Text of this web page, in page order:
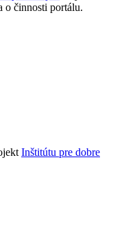
o činnosti portálu.
Inštitútu pre dobre